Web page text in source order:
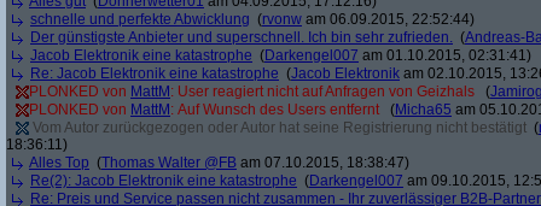
schnelle und perfekte Abwicklung (rvonw am 06.09.2015, 22:52:44)
Der günstigste Anbieter und superschnell. Ich bin sehr zufrieden. (Andreas-
Jacob Elektronik eine katastrophe (Darkengel007 am 01.10.2015, 02:31:41)
Re: Jacob Elektronik eine katastrophe (Jacob Elektronik am 02.10.2015,
PLONKED von MattM : User reagiert nicht auf Anfragen von Geizhals (
PLONKED von MattM : Auf Wunsch des Users entfernt (Micha65 am
Vom Autor zurückgezogen oder Autor hat seine Registrierung nicht bestätigt (
18:36:11)
Alles Top (Thomas Walter @FB am 07.10.2015, 18:38:47)
Re(2): Jacob Elektronik eine katastrophe (Darkengel007 am 09.10.2015,
Re: Preis und Service passen nicht zusammen - Ihr zuverlässiger B2B-Partner